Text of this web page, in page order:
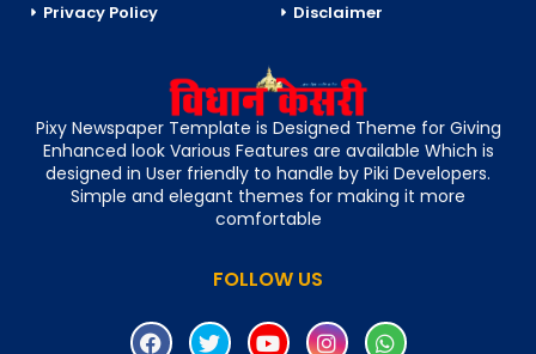
Privacy Policy
Disclaimer
Pixy Newspaper Template is Designed Theme for Giving
Enhanced look Various Features are available Which is
designed in User friendly to handle by Piki Developers.
Simple and elegant themes for making it more
comfortable
FOLLOW US